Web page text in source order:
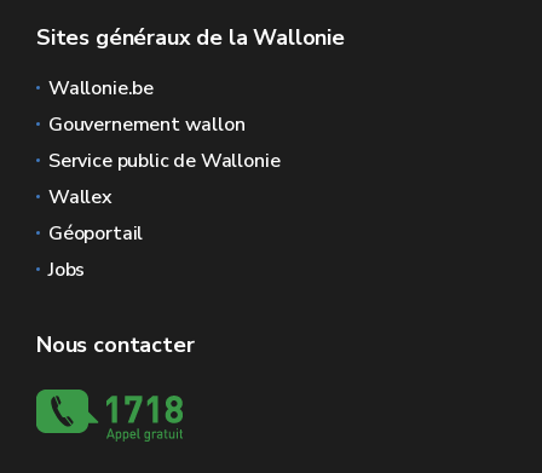
Sites généraux de la Wallonie
Wallonie.be
Gouvernement wallon
Service public de Wallonie
Wallex
Géoportail
Jobs
Nous contacter